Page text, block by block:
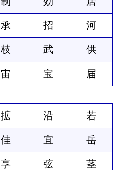
承 招 河
枝 武 供
宙 宝 届
拡 沿 若
佳 宜 岳
享 弦 茎